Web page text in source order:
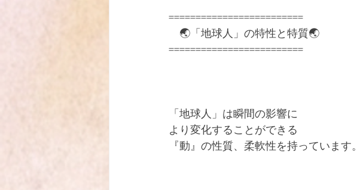
=========================
🌏「地球人」の特性と特質🌏
=========================
「地球人」は瞬間の影響に
より変化することができる
『動』の性質、柔軟性を持っています。